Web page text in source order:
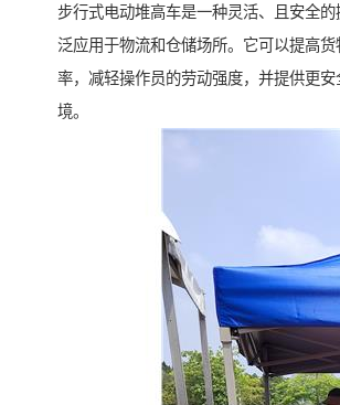
步行式电动堆高车是一种灵活、且安全
泛应用于物流和仓储场所。它可以提高货
率，减轻操作员的劳动强度，并提供更安
境。